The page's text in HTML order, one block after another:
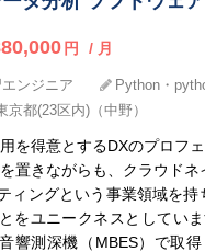
円 / 月
ンジニア
Python・
京都(23区内)（中野）
用を得意とするDXのプロフ
置きながらも、クラウド
ィングという事業領域を持
をユニークネスとしてい
響測深機（MBES）で取